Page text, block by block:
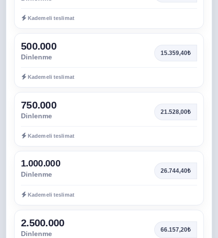
Kademeli teslimat
500.000
Dinlenme 15.359,40₺
Kademeli teslimat
750.000
Dinlenme 21.528,00₺
Kademeli teslimat
1.000.000
Dinlenme 26.744,40₺
Kademeli teslimat
2.500.000
Dinlenme 66.157,20₺